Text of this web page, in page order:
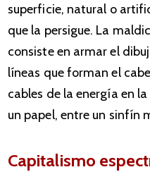
superficie, natural o
que la persigue. La
consiste en armar el
líneas que forman el
cables de la energía en
un papel, entre un sinfín
Capitalismo